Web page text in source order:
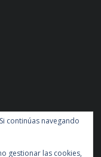
continúas navegando
gestionar las cookies,